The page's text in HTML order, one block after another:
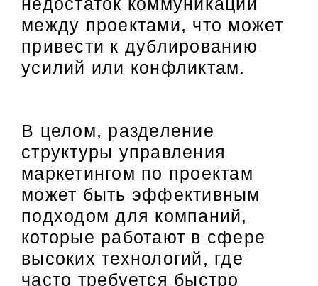
между проектами, что может
привести к дублированию
усилий или конфликтам.
В целом, разделение
структуры управления
маркетингом по проектам
может быть эффективным
подходом для компаний,
которые работают в сфере
высоких технологий, где
часто требуется быстро